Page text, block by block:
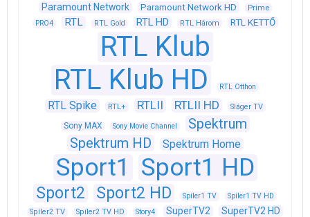
Paramount Network Paramount Network HD Prime
PRO4 RTL RTL Gold RTL HD RTL Három RTL KETTŐ
RTL Klub
RTL Klub HD
RTL Otthon
RTL Spike RTL+ RTLII RTLII HD Sláger TV
Sony MAX Sony Movie Channel
Spektrum
Spektrum HD
Spektrum Home
Sport1 Sport1 HD
Sport2 Sport2 HD Spíler1 TV
Spíler1 TV HD
Spíler2 TV
Spíler2 TV HD Story4 SuperTV2 SuperTV2 HD